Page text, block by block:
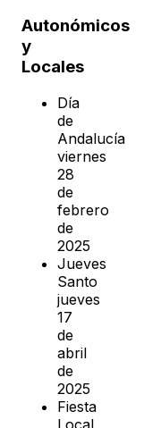
Autonómicos
y
Locales
Día
de
Andalucía
viernes
28
de
febrero
de
2025
Jueves
Santo
jueves
17
de
abril
de
2025
Fiesta
Local